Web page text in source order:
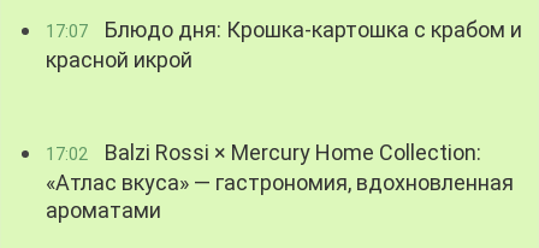
17:07
Блюдо дня: Крошка-картошка с крабом и
красной икрой
17:02
Balzi Rossi × Mercury Home Collection:
«Атлас вкуса» — гастрономия, вдохновленная
ароматами